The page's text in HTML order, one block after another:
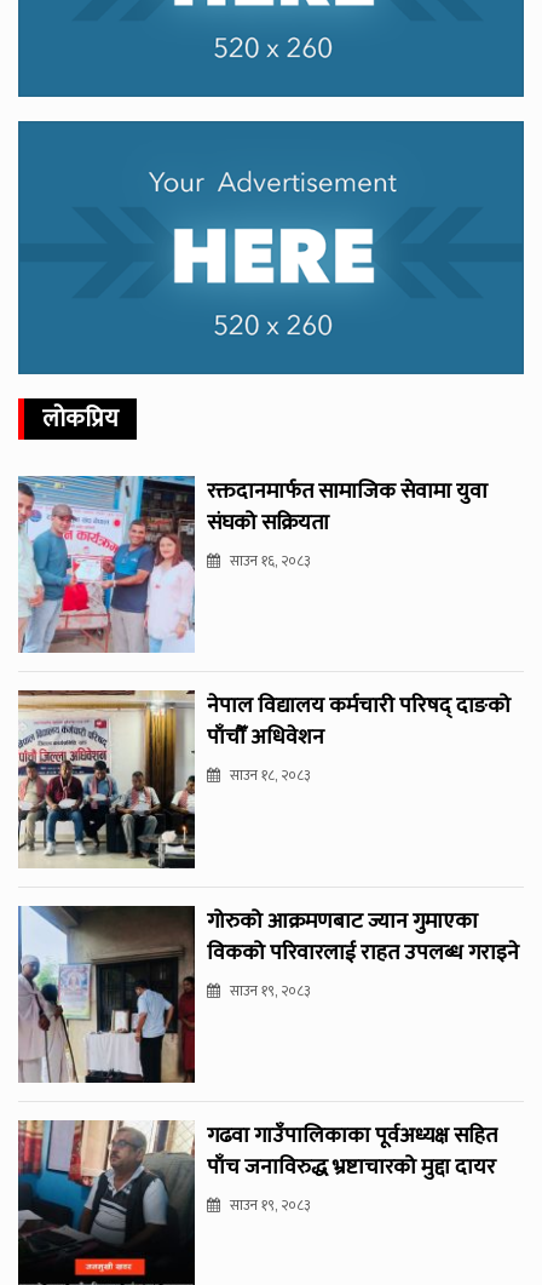
लोकप्रिय
रक्तदानमार्फत सामाजिक सेवामा युवा
संघको सक्रियता
साउन १६, २०८३
नेपाल विद्यालय कर्मचारी परिषद् दाङको
पाँचौँ अधिवेशन
साउन १८, २०८३
गोरुको आक्रमणबाट ज्यान गुमाएका
विकको परिवारलाई राहत उपलब्ध गराइने
साउन १९, २०८३
गढवा गाउँपालिकाका पूर्वअध्यक्ष सहित
पाँच जनाविरुद्ध भ्रष्टाचारको मुद्दा दायर
साउन १९, २०८३